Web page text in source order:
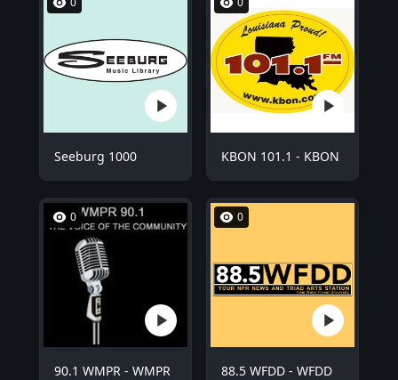
Seeburg 1000 KBON 101.1 - KBON
0
90.1 WMPR - WMPR
0
88.5 WFDD - WFDD